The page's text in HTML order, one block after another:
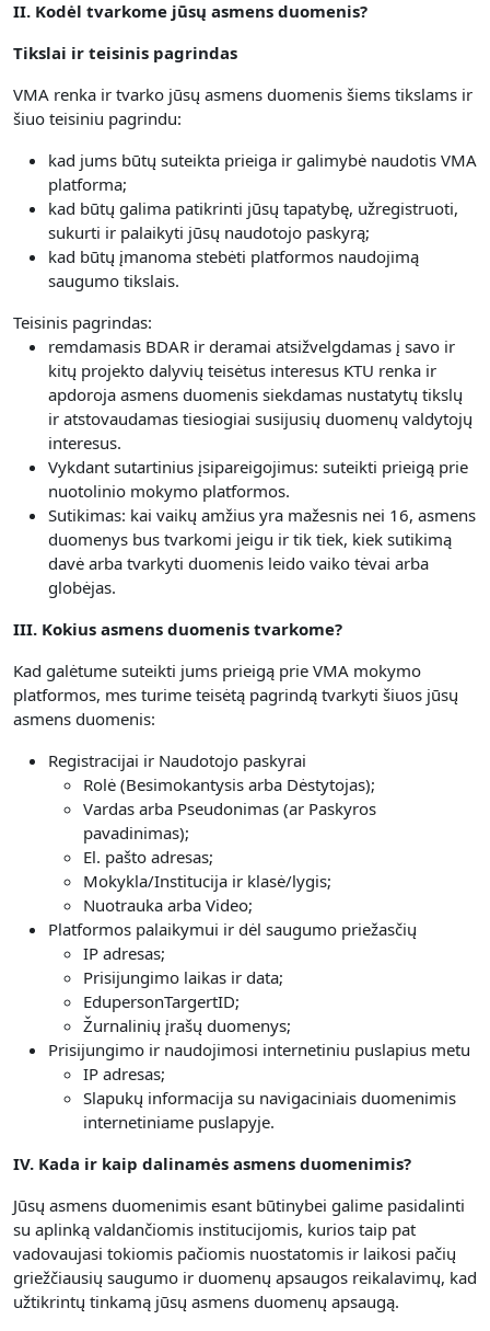
II. Kodėl tvarkome jūsų asmens duomenis?
Tikslai ir teisinis pagrindas
VMA renka ir tvarko jūsų asmens duomenis šiems tikslams ir
šiuo teisiniu pagrindu:
kad jums būtų suteikta prieiga ir galimybė naudotis VMA
platforma;
kad būtų galima patikrinti jūsų tapatybę, užregistruoti,
sukurti ir palaikyti jūsų naudotojo paskyrą;
kad būtų įmanoma stebėti platformos naudojimą
saugumo tikslais.
Teisinis pagrindas:
remdamasis BDAR ir deramai atsižvelgdamas į savo ir
kitų projekto dalyvių teisėtus interesus KTU renka ir
apdoroja asmens duomenis siekdamas nustatytų tikslų
ir atstovaudamas tiesiogiai susijusių duomenų valdytojų
interesus.
Vykdant sutartinius įsipareigojimus: suteikti prieigą prie
nuotolinio mokymo platformos.
Sutikimas: kai vaikų amžius yra mažesnis nei 16, asmens
duomenys bus tvarkomi jeigu ir tik tiek, kiek sutikimą
davė arba tvarkyti duomenis leido vaiko tėvai arba
globėjas.
III. Kokius asmens duomenis tvarkome?
Kad galėtume suteikti jums prieigą prie VMA mokymo
platformos, mes turime teisėtą pagrindą tvarkyti šiuos jūsų
asmens duomenis:
Registracijai ir Naudotojo paskyrai
Rolė (Besimokantysis arba Dėstytojas);
Vardas arba Pseudonimas (ar Paskyros
pavadinimas);
El. pašto adresas;
Mokykla/Institucija ir klasė/lygis;
Nuotrauka arba Video;
Platformos palaikymui ir dėl saugumo priežasčių
IP adresas;
Prisijungimo laikas ir data;
EdupersonTargertID;
Žurnalinių įrašų duomenys;
Prisijungimo ir naudojimosi internetiniu puslapius metu
IP adresas;
Slapukų informacija su navigaciniais duomenimis
internetiniame puslapyje.
IV. Kada ir kaip dalinamės asmens duomenimis?
Jūsų asmens duomenimis esant būtinybei galime pasidalinti
su aplinką valdančiomis institucijomis, kurios taip pat
vadovaujasi tokiomis pačiomis nuostatomis ir laikosi pačių
griežčiausių saugumo ir duomenų apsaugos reikalavimų, kad
užtikrintų tinkamą jūsų asmens duomenų apsaugą.